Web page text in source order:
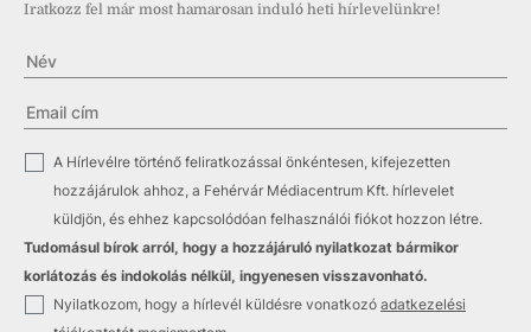
Iratkozz fel már most hamarosan induló heti hírlevelünkre!
A Hírlevélre történő feliratkozással önkéntesen, kifejezetten
hozzájárulok ahhoz, a Fehérvár Médiacentrum Kft. hírlevelet
küldjön, és ehhez kapcsolódóan felhasználói fiókot hozzon létre.
Tudomásul bírok arról, hogy a hozzájáruló nyilatkozat bármikor
korlátozás és indokolás nélkül, ingyenesen visszavonható.
Nyilatkozom, hogy a hírlevél küldésre vonatkozó adatkezelési